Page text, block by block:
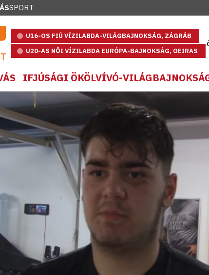
SPORT
U16-OS FIÚ VÍZILABDA-VILÁGBAJNOKSÁG, ZÁGRÁB
U20-AS NŐI VÍZILABDA EURÓPA-BAJNOKSÁG, OEIRAS
IFJÚSÁGI ÖKÖLVÍVÓ-